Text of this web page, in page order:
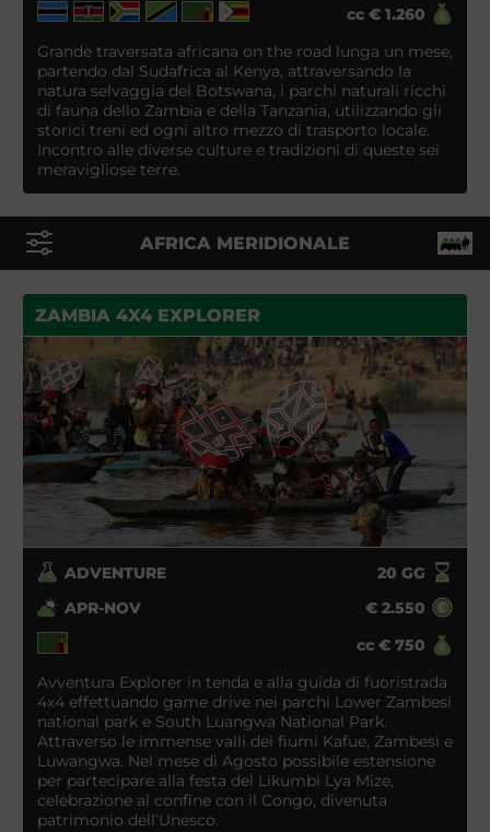
cc € 1.260
Grande traversata africana on the road lunga un mese,
partendo dal Sudafrica al Kenya, attraversando la
natura selvaggia del Botswana, i parchi naturali ricchi
di fauna dello Zambia e della Tanzania, utilizzando gli
storici treni ed ogni altro mezzo di trasporto locale.
Incontro alle diverse culture e tradizioni di queste sei
meravigliose terre.
AFRICA MERIDIONALE
ZAMBIA 4X4 EXPLORER
ADVENTURE 20 GG
APR-NOV
€ 2.550
cc € 750
Avventura Explorer in tenda e alla guida di fuoristrada
4x4 effettuando game drive nei parchi Lower Zambesi
national park e South Luangwa National Park.
Attraverso le immense valli dei fiumi Kafue, Zambesi e
Luwangwa. Nel mese di Agosto possibile estensione
per partecipare alla festa del Likumbi Lya Mize,
celebrazione al confine con il Congo, divenuta
patrimonio dell’Unesco.